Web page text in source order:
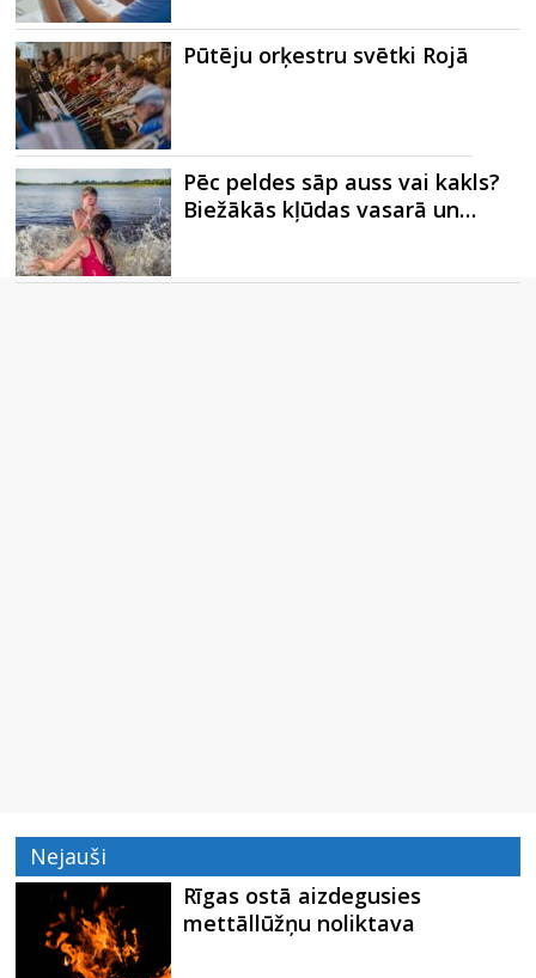
Pūtēju orķestru svētki Rojā
Pēc peldes sāp auss vai kakls?
Biežākās kļūdas vasarā un…
Nejauši
Rīgas ostā aizdegusies
mettāllūžņu noliktava